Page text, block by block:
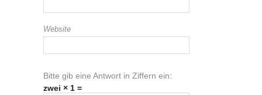
Website
Bitte gib eine Antwort in Ziffern ein:
zwei × 1 =